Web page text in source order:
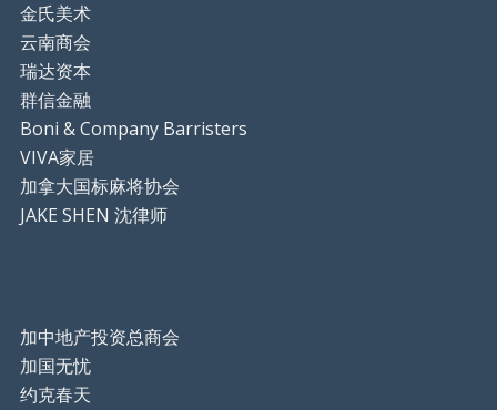
金氏美术
云南商会
瑞达资本
群信金融
Boni & Company Barristers
VIVA家居
加拿大国标麻将协会
JAKE SHEN 沈律师
加中地产投资总商会
加国无忧
约克春天